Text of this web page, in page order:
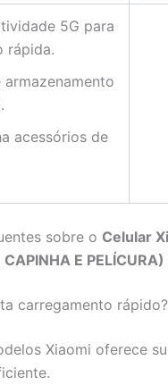
5G para
rápida.
armazenamento
acessórios de
sobre o Celular
E PELÍCURA)
carregamento rápido?
Xiaomi oferece